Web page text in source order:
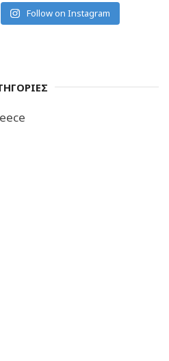
Follow on Instagram